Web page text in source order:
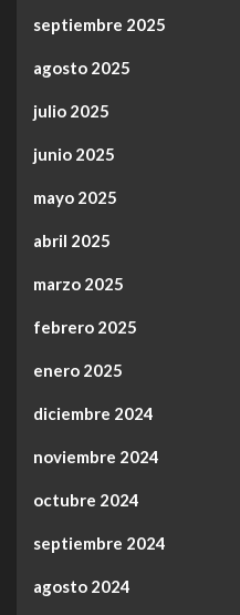
septiembre 2025
agosto 2025
julio 2025
junio 2025
mayo 2025
abril 2025
marzo 2025
febrero 2025
enero 2025
diciembre 2024
noviembre 2024
octubre 2024
septiembre 2024
agosto 2024